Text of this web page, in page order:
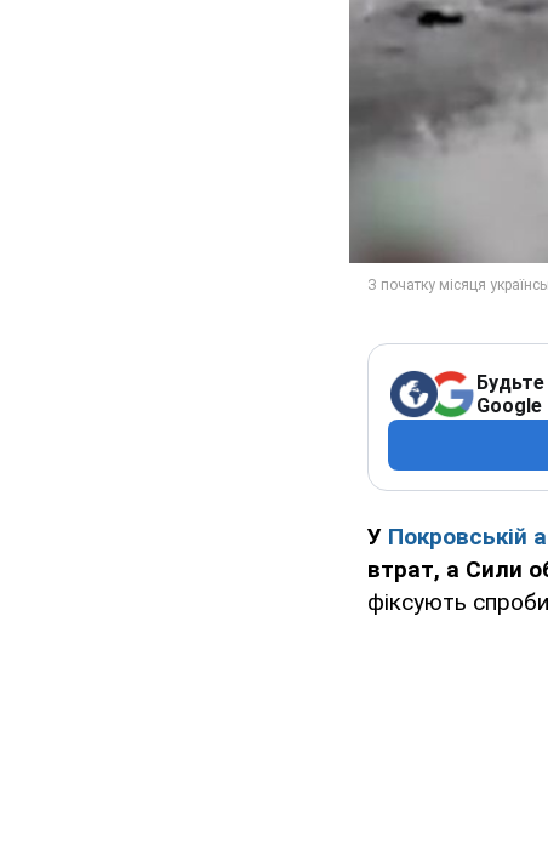
Google
У Покровській
втрат, а Сили
фіксують